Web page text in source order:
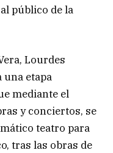
público de la
Lourdes
una etapa
mediante el
y conciertos, se
teatro para
tras las obras de